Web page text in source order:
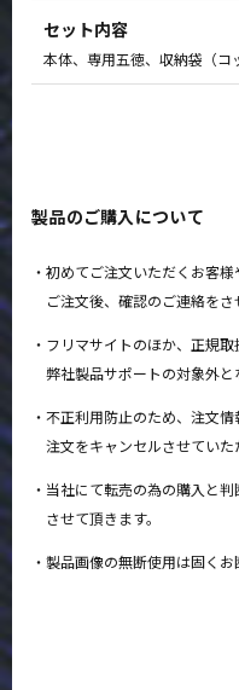
セット内容
本体、専用五徳、収納袋（コ
製品のご購入について
初めてご注文いただくお客様
ご注文後、確認のご連絡をさ
フリマサイトのほか、正規取
弊社製品サポートの対象外と
不正利用防止のため、注文
注文をキャンセルさせていた
当社にて転売の為の購入と
させて頂きます。
製品画像の無断使用は固くお